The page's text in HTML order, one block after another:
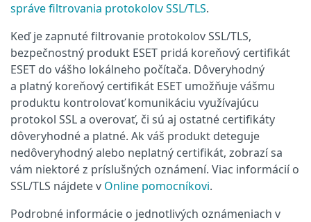
správe filtrovania protokolov SSL/TLS.
Keď je zapnuté filtrovanie protokolov SSL/TLS,
bezpečnostný produkt ESET pridá koreňový certifikát
ESET do vášho lokálneho počítača. Dôveryhodný
a platný koreňový certifikát ESET umožňuje vášmu
produktu kontrolovať komunikáciu využívajúcu
protokol SSL a overovať, či sú aj ostatné certifikáty
dôveryhodné a platné. Ak váš produkt deteguje
nedôveryhodný alebo neplatný certifikát, zobrazí sa
vám niektoré z príslušných oznámení. Viac informácií o
SSL/TLS nájdete v Online pomocníkovi.
Podrobné informácie o jednotlivých oznámeniach v